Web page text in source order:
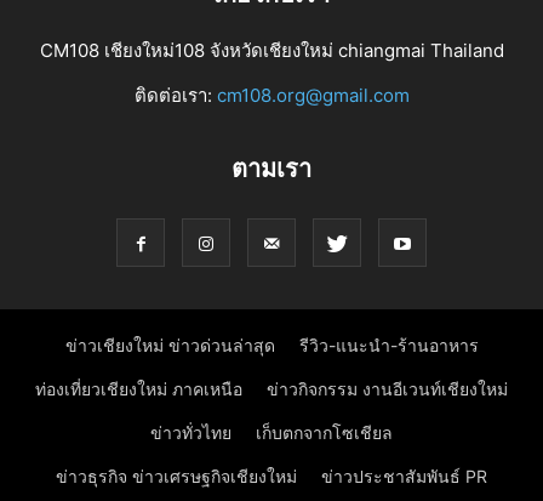
CM108 เชียงใหม่108 จังหวัดเชียงใหม่ chiangmai Thailand
ติดต่อเรา: cm108.org@gmail.com
ตามเรา
ข่าวเชียงใหม่ ข่าวด่วนล่าสุด รีวิว-แนะนำ-ร้านอาหาร
ท่องเที่ยวเชียงใหม่ ภาคเหนือ ข่าวกิจกรรม งานอีเวนท์เชียงใหม่
ข่าวทั่วไทย เก็บตกจากโซเชียล
ข่าวธุรกิจ ข่าวเศรษฐกิจเชียงใหม่ ข่าวประชาสัมพันธ์ PR